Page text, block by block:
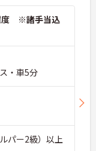
度 ※諸手当込
・車5分
パー2級）以上